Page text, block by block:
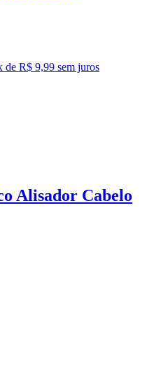
de R$ 9,99 sem juros
Alisador Cabelo